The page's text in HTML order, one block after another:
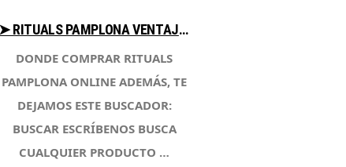
➤ RITUALS PAMPLONA VENTAJAS PARA COMPRAR CON LIBRERIAESOTERICA.NET
DONDE COMPRAR RITUALS
PAMPLONA ONLINE ADEMÁS, TE
DEJAMOS ESTE BUSCADOR:
BUSCAR ESCRÍBENOS BUSCA
CUALQUIER PRODUCTO …